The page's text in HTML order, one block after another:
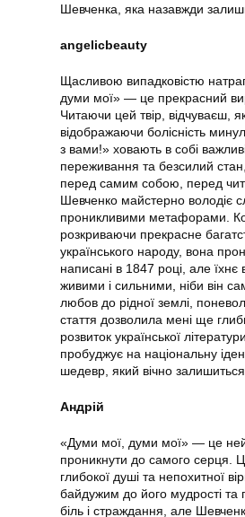
Шевченка, яка назавжди
angelicbeauty
Щасливою випадковістю
думи мої» — це прекрасний
Читаючи цей твір, відчуваєш,
відображаючи болісність
з вами!» ховають в собі
переживання та безсилий
перед самим собою, перед
Шевченко майстерно володіє
проникливими метафорами.
розкриваючи прекрасне
українського народу, вона
написані в 1847 році, але
живими і сильними, ніби він
любов до рідної землі,
стаття дозволила мені ще
розвиток української
пробуджує на національну
шедевр, який вічно залишиться
Андрій
«Думи мої, думи мої» — це
проникнути до самого серця.
глибокої душі та непохитної
байдужим до його мудрості та
біль і страждання, але